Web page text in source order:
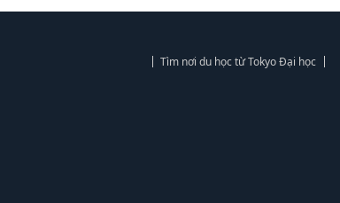
Tìm nơi du học từ Tokyo Đại học